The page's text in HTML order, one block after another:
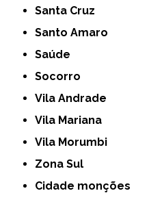
Santa Cruz
Santo Amaro
Saúde
Socorro
Vila Andrade
Vila Mariana
Vila Morumbi
Zona Sul
cidade monções